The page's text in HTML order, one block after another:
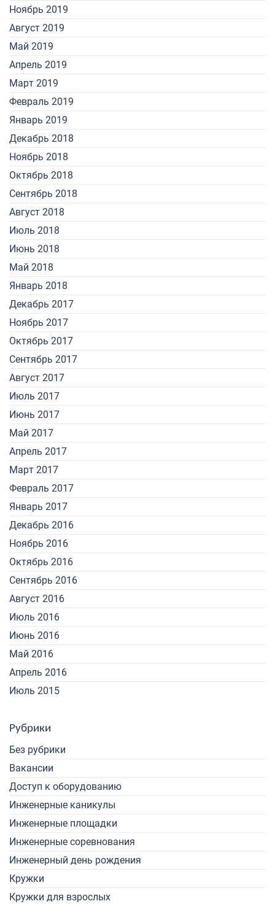
Ноябрь 2019
Август 2019
Май 2019
Апрель 2019
Март 2019
Февраль 2019
Январь 2019
Декабрь 2018
Ноябрь 2018
Октябрь 2018
Сентябрь 2018
Август 2018
Июль 2018
Июнь 2018
Май 2018
Январь 2018
Декабрь 2017
Ноябрь 2017
Октябрь 2017
Сентябрь 2017
Август 2017
Июль 2017
Июнь 2017
Май 2017
Апрель 2017
Март 2017
Февраль 2017
Январь 2017
Декабрь 2016
Ноябрь 2016
Октябрь 2016
Сентябрь 2016
Август 2016
Июль 2016
Июнь 2016
Май 2016
Апрель 2016
Июль 2015
Рубрики
Без рубрики
Вакансии
Доступ к оборудованию
Инженерные каникулы
Инженерные площадки
Инженерные соревнования
Инженерный день рождения
Кружки
Кружки для взрослых